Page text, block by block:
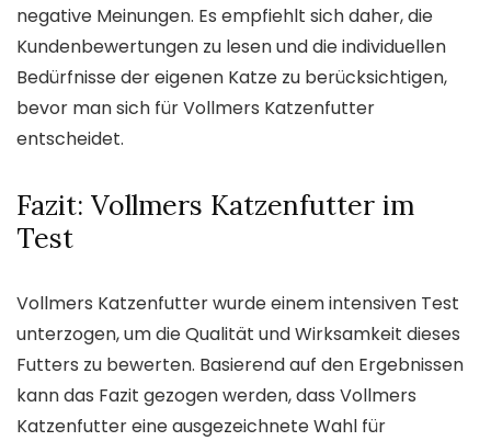
negative Meinungen. Es empfiehlt sich daher, die
Kundenbewertungen zu lesen und die individuellen
Bedürfnisse der eigenen Katze zu berücksichtigen,
bevor man sich für Vollmers Katzenfutter
entscheidet.
Fazit: Vollmers Katzenfutter im
Test
Vollmers Katzenfutter wurde einem intensiven Test
unterzogen, um die Qualität und Wirksamkeit dieses
Futters zu bewerten. Basierend auf den Ergebnissen
kann das Fazit gezogen werden, dass Vollmers
Katzenfutter eine ausgezeichnete Wahl für